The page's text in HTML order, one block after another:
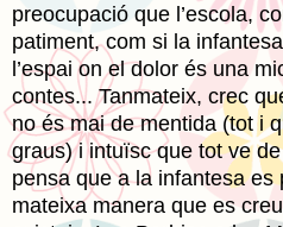
preocupació que l’escola,
patiment, com si la
l’espai on el dolor és una
contes... Tanmateix, crec
no és mai de mentida (tot i
graus) i intuïsc que tot ve
pensa que a la infantesa es
mateixa manera que es